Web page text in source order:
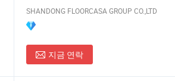
SHANDONG FLOORCASA GROUP CO.,LTD
지금 연락